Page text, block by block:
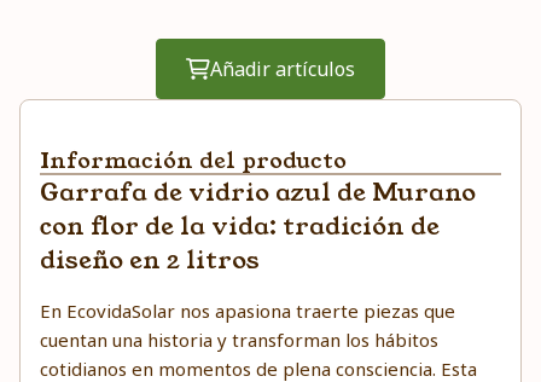
Añadir artículos
Información del producto
Garrafa de vidrio azul de Murano
con flor de la vida: tradición de
diseño en 2 litros
En EcovidaSolar nos apasiona traerte piezas que
cuentan una historia y transforman los hábitos
cotidianos en momentos de plena consciencia. Esta